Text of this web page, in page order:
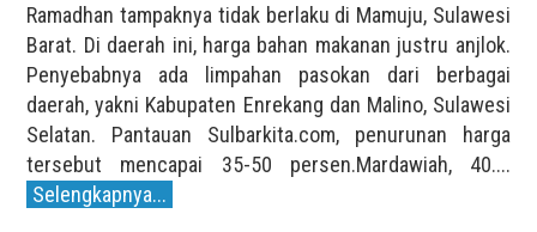
Ramadhan tampaknya tidak berlaku di Mamuju, Sulawesi
Barat. Di daerah ini, harga bahan makanan justru anjlok.
Penyebabnya ada limpahan pasokan dari berbagai
daerah, yakni Kabupaten Enrekang dan Malino, Sulawesi
Selatan. Pantauan Sulbarkita.com, penurunan harga
tersebut mencapai 35-50 persen.Mardawiah, 40....
Selengkapnya...